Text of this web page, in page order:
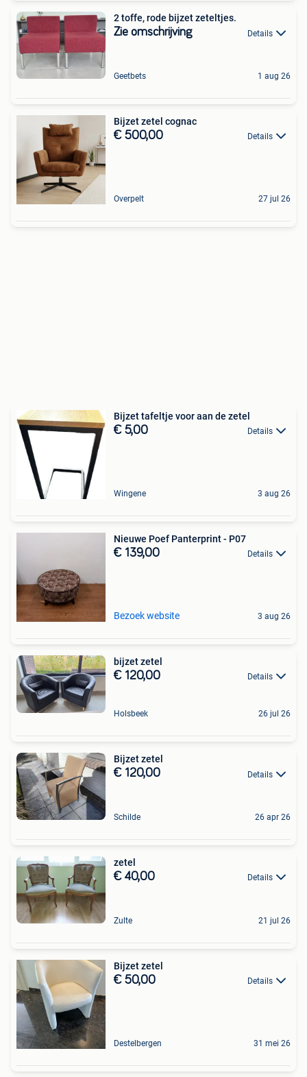
2 toffe, rode bijzet zeteltjes.
Zie omschrijving Details
Geetbets 1 aug 26
Bijzet zetel cognac
€ 500,00 Details
Overpelt 27 jul 26
Bijzet tafeltje voor aan de zetel
€ 5,00 Details
Wingene 3 aug 26
Nieuwe Poef Panterprint - P07
€ 139,00 Details
Bezoek website 3 aug 26
bijzet zetel
€ 120,00 Details
Holsbeek 26 jul 26
Bijzet zetel
€ 120,00 Details
Schilde 26 apr 26
zetel
€ 40,00 Details
Zulte 21 jul 26
Bijzet zetel
€ 50,00 Details
Destelbergen 31 mei 26